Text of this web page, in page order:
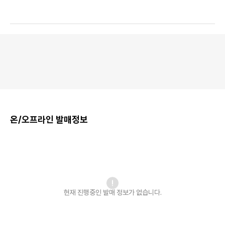
온/오프라인 발매정보
현재 진행중인 발매 정보가 없습니다.